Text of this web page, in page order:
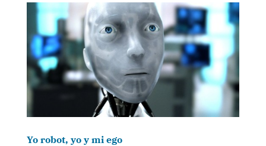
Yo robot, yo y mi ego